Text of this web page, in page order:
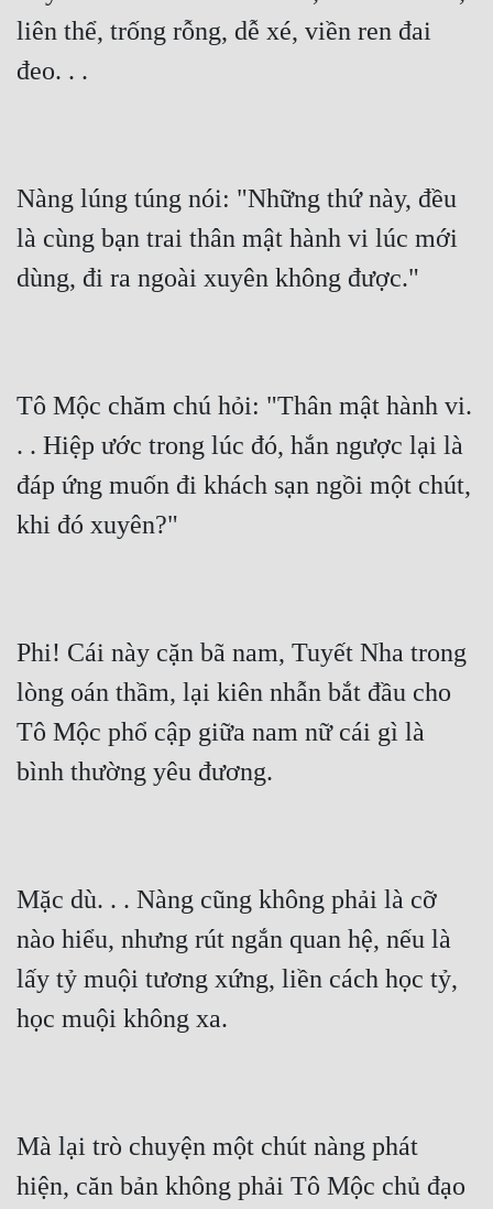
liên thể, trống rỗng, dễ xé, viền ren đai
đeo. . .
Nàng lúng túng nói: "Những thứ này, đều
là cùng bạn trai thân mật hành vi lúc mới
dùng, đi ra ngoài xuyên không được."
Tô Mộc chăm chú hỏi: "Thân mật hành vi.
. . Hiệp ước trong lúc đó, hắn ngược lại là
đáp ứng muốn đi khách sạn ngồi một chút,
khi đó xuyên?"
Phi! Cái này cặn bã nam, Tuyết Nha trong
lòng oán thầm, lại kiên nhẫn bắt đầu cho
Tô Mộc phổ cập giữa nam nữ cái gì là
bình thường yêu đương.
Mặc dù. . . Nàng cũng không phải là cỡ
nào hiểu, nhưng rút ngắn quan hệ, nếu là
lấy tỷ muội tương xứng, liền cách học tỷ,
học muội không xa.
Mà lại trò chuyện một chút nàng phát
hiện, căn bản không phải Tô Mộc chủ đạo